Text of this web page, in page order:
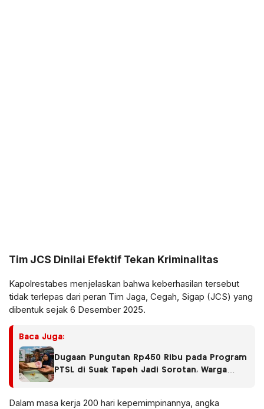
Tim JCS Dinilai Efektif Tekan Kriminalitas
Kapolrestabes menjelaskan bahwa keberhasilan tersebut
tidak terlepas dari peran Tim Jaga, Cegah, Sigap (JCS) yang
dibentuk sejak 6 Desember 2025.
Baca Juga:
Dugaan Pungutan Rp450 Ribu pada Program
PTSL di Suak Tapeh Jadi Sorotan, Warga
Dalam masa kerja 200 hari kepemimpinannya, angka